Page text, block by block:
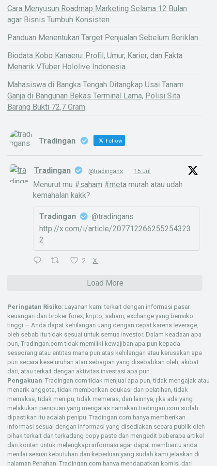
Cara Menyusun Roadmap Marketing Selama 12 Bulan
agar Bisnis Tumbuh Konsisten
Panduan Menentukan Target Penjualan Sebelum Beriklan
Biodata Kobo Kanaeru: Profil, Umur, Karier, dan Fakta
Menarik VTuber Hololive Indonesia
Mahasiswa di Bangka Tengah Ditangkap Usai Tanam
Ganja di Bangunan Bekas Terminal Lama, Polisi Sita
Barang Bukti 72,7 Gram
Tradingan Follow
Tradingan @tradingans · 15 Jul
Menurut mu #saham #meta murah atau udah
kemahalan kakk?
Tradingan
@tradingans
http://x.com/i/article/207712266255254323
2
2 X
Load More
Peringatan Risiko: Layanan kami terkait dengan informasi pasar
keuangan dan broker forex, kripto, saham, exchange yang berisiko
tinggi — Anda dapat kehilangan uang dengan cepat karena leverage,
oleh sebab itu tidak sesuai untuk semua investor. Dalam keadaan apa
pun, Tradingan.com tidak memiliki kewajiban apa pun kepada
seseorang atau entitas mana pun atas kehilangan atau kerusakan apa
pun secara keseluruhan atau sebagian yang disebabkan oleh, akibat
dari, atau terkait dengan aktivitas investasi apa pun.
Pengakuan: Tradingan.com tidak menjual apa pun, tidak mengajak atau
menarik anggota, tidak memberikan edukasi dan pelatihan, tidak
memaksa, tidak menipu, tidak memeras, dan lainnya, jika ada yang
melakukan penipuan yang mengatas namakan tradingan.com sudah
dipastikan itu adalah penipu. Tradingan.com hanya memberikan
informasi sesuai dengan informasi yang disediakan secara publik oleh
pihak terkait dan terkadang copy paste dan mengedit beberapa artikel
dan konten untuk melengkapi informasi agar dapat membantu anda
menilai sesuai kebutuhan dan keperluan yang sudah kami jelaskan di
halaman Penafian . Tradingan.com hanya mendapatkan komisi dari